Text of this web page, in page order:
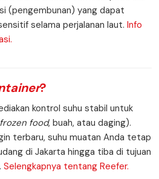
(pengembunan) yang dapat
selama perjalanan laut. Info
?
kontrol suhu stabil untuk
frozen food, buah, atau daging).
terbaru, suhu muatan Anda tetap
di Jakarta hingga tiba di tujuan
Selengkapnya tentang Reefer.